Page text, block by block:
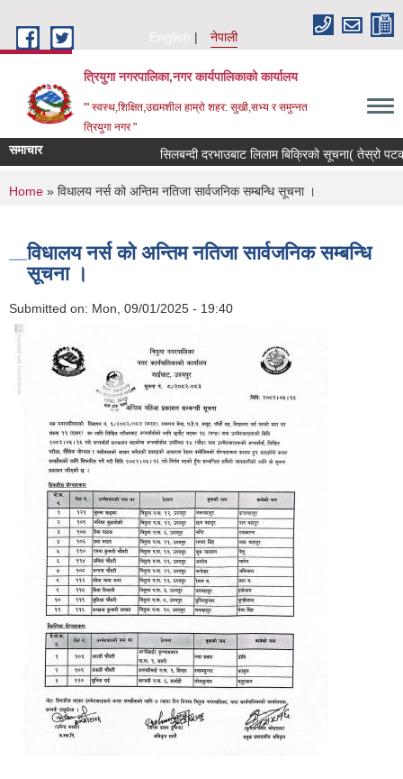
English
नेपाली
त्रियुगा नगरपालिका,नगर कार्यपालिकाको कार्यालय
'" स्वस्थ,शिक्षित,उद्यमशील हाम्रो शहर: सुखी,सभ्य र समुन्नत
त्रियुगा नगर "
समाचार सिलबन्दी दरभाउबाट लिलाम बिक्रिको सूचना( तेस्रो
You are here
Home » विधालय नर्स को अन्तिम नतिजा सार्वजनिक सम्बन्धि सूचना ।
विधालय नर्स को अन्तिम नतिजा सार्वजनिक सम्बन्धि
सूचना ।
Submitted on: Mon, 09/01/2025 - 19:40